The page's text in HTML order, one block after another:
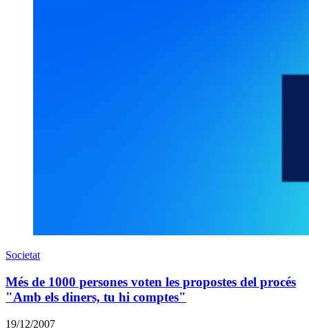
Societat
Més de 1000 persones voten les propostes del procés
"Amb els diners, tu hi comptes"
19/12/2007